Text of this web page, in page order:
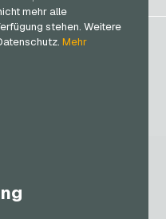
mehr alle
stehen. Weitere
Mehr